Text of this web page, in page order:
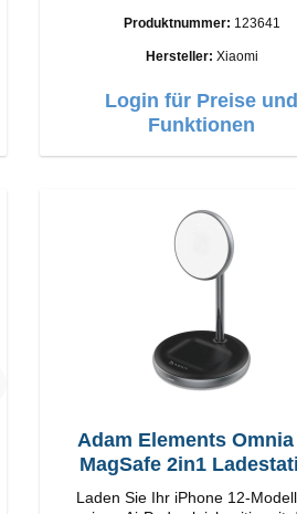
Anschlüsse: USB-A Output: 90W Farbe:
Produktnummer: 123641
Hersteller: Xiaomi
Login für Preise und
Funktionen
Adam Elements Omnia
MagSafe 2in1
Laden Sie Ihr iPhone 12-